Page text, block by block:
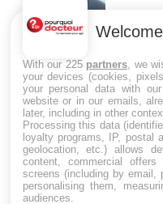
Maladie
Welcome
With our 225 partners , we
your devices (cookies,
your personal data with
website or in our emails,
later, including in other
Processing this data
loyalty programs, IP, postal
geolocation, etc.) allows
content, commercial
screens (including by email,
personalising them,
audiences.